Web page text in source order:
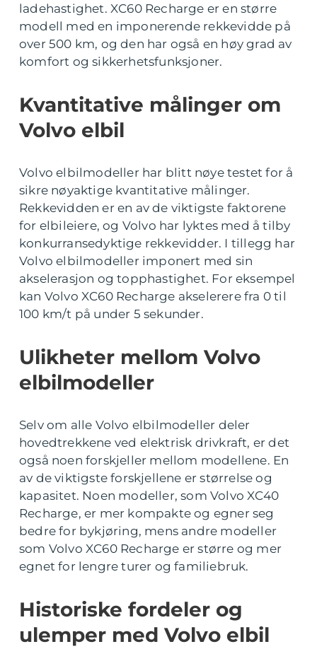
ladehastighet. XC60 Recharge er en større
modell med en imponerende rekkevidde på
over 500 km, og den har også en høy grad av
komfort og sikkerhetsfunksjoner.
Kvantitative målinger om
Volvo elbil
Volvo elbilmodeller har blitt nøye testet for å
sikre nøyaktige kvantitative målinger.
Rekkevidden er en av de viktigste faktorene
for elbileiere, og Volvo har lyktes med å tilby
konkurransedyktige rekkevidder. I tillegg har
Volvo elbilmodeller imponert med sin
akselerasjon og topphastighet. For eksempel
kan Volvo XC60 Recharge akselerere fra 0 til
100 km/t på under 5 sekunder.
Ulikheter mellom Volvo
elbilmodeller
Selv om alle Volvo elbilmodeller deler
hovedtrekkene ved elektrisk drivkraft, er det
også noen forskjeller mellom modellene. En
av de viktigste forskjellene er størrelse og
kapasitet. Noen modeller, som Volvo XC40
Recharge, er mer kompakte og egner seg
bedre for bykjøring, mens andre modeller
som Volvo XC60 Recharge er større og mer
egnet for lengre turer og familiebruk.
Historiske fordeler og
ulemper med Volvo elbil